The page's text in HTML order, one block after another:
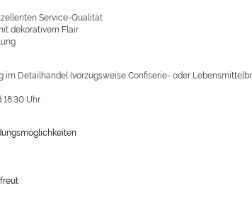
Service-Qualität
dekorativem Flair
Detailhandel (vorzugsweise Confiserie- oder
Uhr